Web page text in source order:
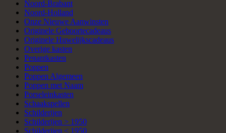
Noord-Brabant
Noord-Holland
Onze Nieuwe Aanwinsten
Originele Geboortecadeaus
Originele Huwelijkscadeaus
Overige kasten
Penantkasten
Poppen
Poppen Algemeen
Poppen met Naam
Porseleinkasten
Schaakspellen
Schilderijen
Schilderijen > 1950
Schilderijen < 1950